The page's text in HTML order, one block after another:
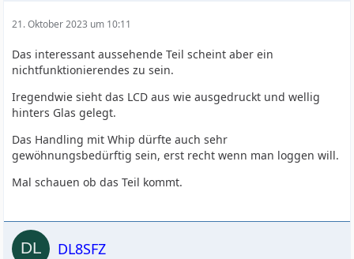
21. Oktober 2023 um 10:11
Das interessant aussehende Teil scheint aber ein
nichtfunktionierendes zu sein.
Iregendwie sieht das LCD aus wie ausgedruckt und wellig
hinters Glas gelegt.
Das Handling mit Whip dürfte auch sehr
gewöhnungsbedürftig sein, erst recht wenn man loggen will.
Mal schauen ob das Teil kommt.
DL8SFZ